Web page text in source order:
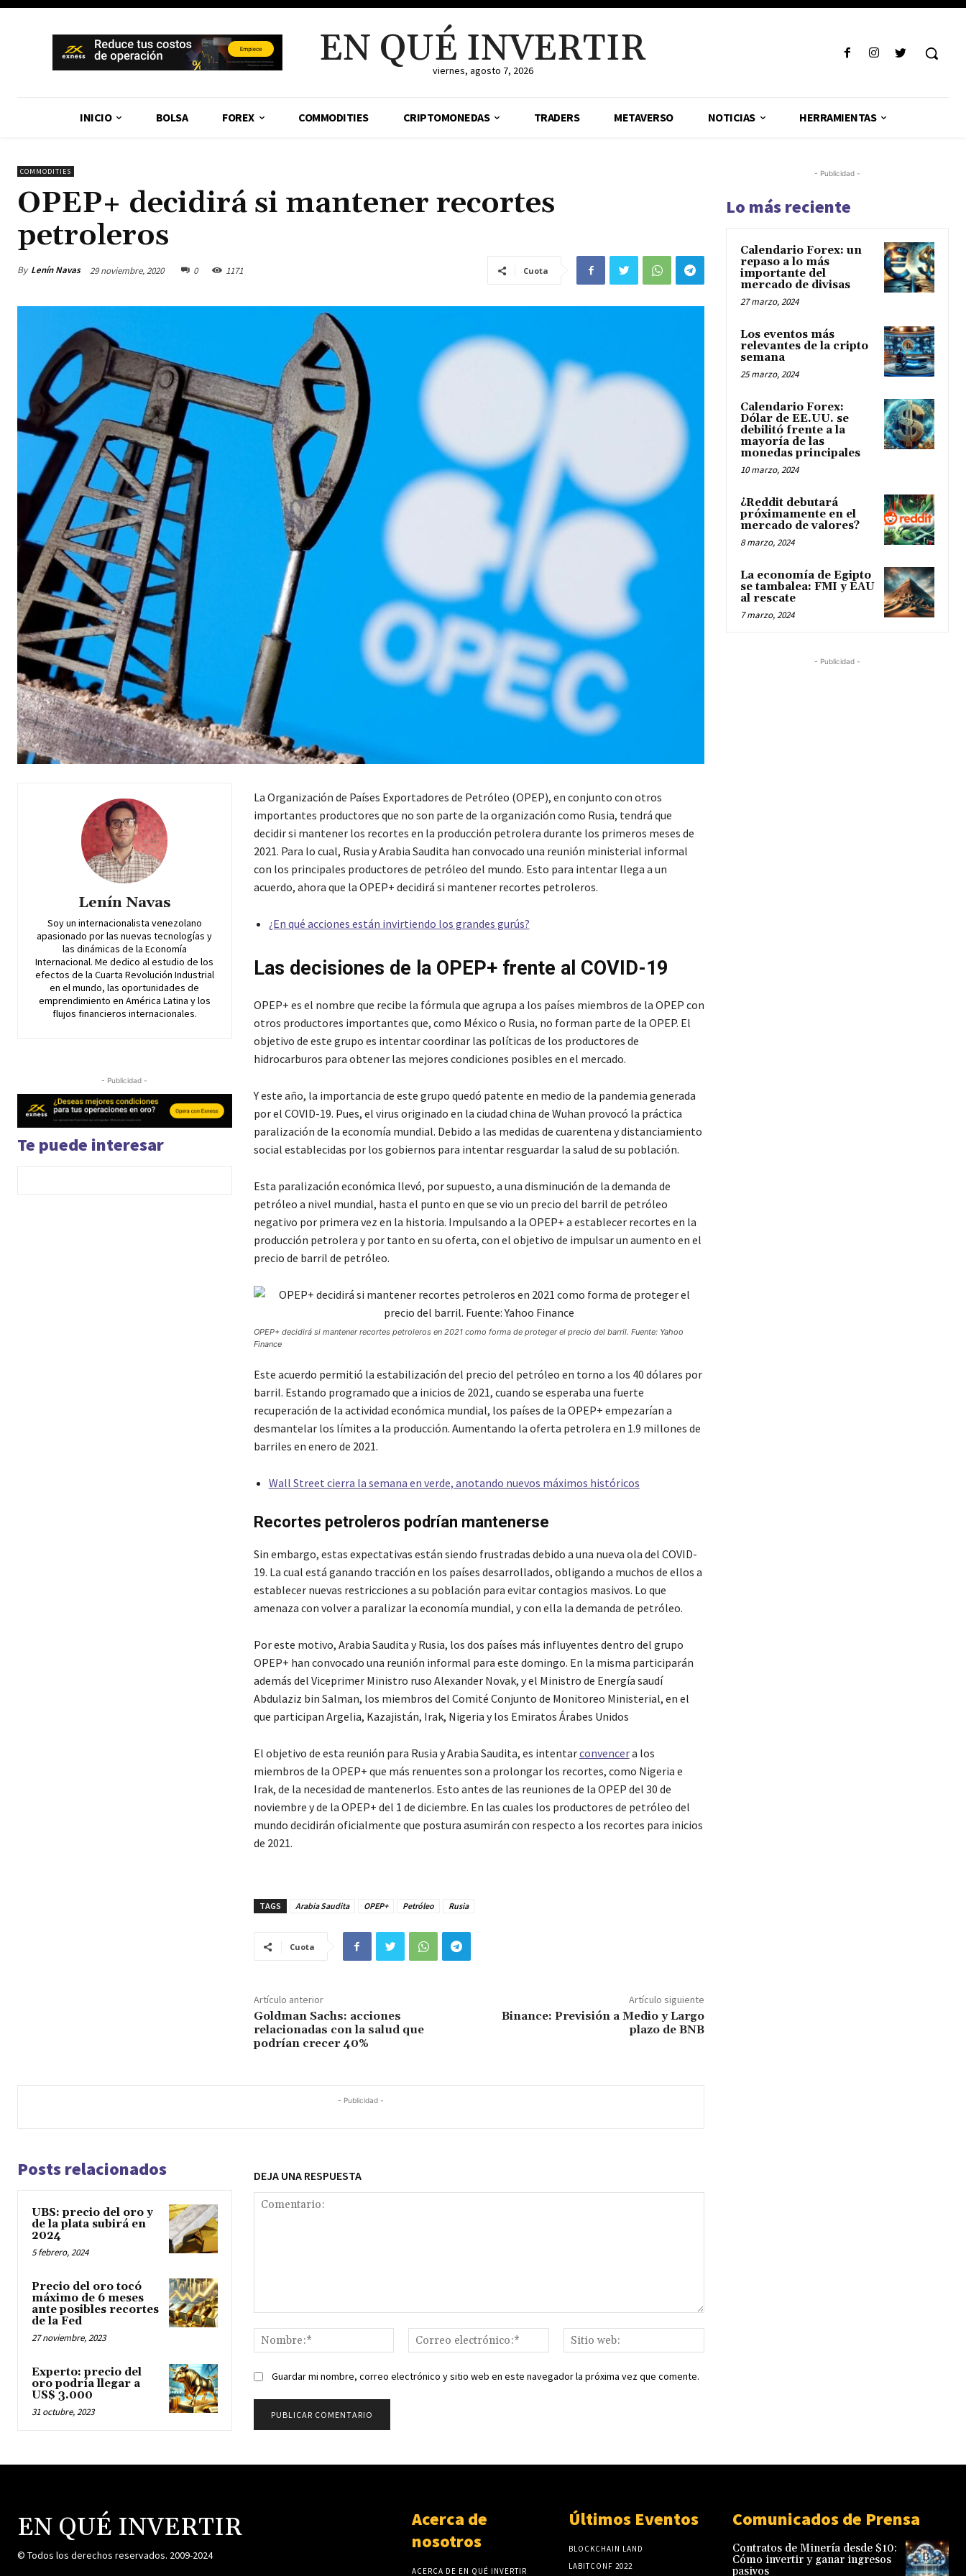
EN QUÉ INVERTIR
viernes, agosto 7, 2026
INICIO BOLSA FOREX COMMODITIES CRIPTOMONEDAS TRADERS METAVERSO NOTICIAS HERRAMIENTAS
COMMODITIES
OPEP+ decidirá si mantener recortes
petroleros
By Lenín Navas 29 noviembre, 2020 0 1171 Cuota
Lenín Navas
Soy un internacionalista venezolano
apasionado por las nuevas tecnologías y
las dinámicas de la Economía
Internacional. Me dedico al estudio de los
efectos de la Cuarta Revolución Industrial
en el mundo, las oportunidades de
emprendimiento en América Latina y los
flujos financieros internacionales.
- Publicidad -
Te puede interesar
La Organización de Países Exportadores de Petróleo (OPEP), en conjunto con otros
importantes productores que no son parte de la organización como Rusia, tendrá que
decidir si mantener los recortes en la producción petrolera durante los primeros meses de
2021. Para lo cual, Rusia y Arabia Saudita han convocado una reunión ministerial informal
con los principales productores de petróleo del mundo. Esto para intentar llega a un
acuerdo, ahora que la OPEP+ decidirá si mantener recortes petroleros.
¿En qué acciones están invirtiendo los grandes gurús?
Las decisiones de la OPEP+ frente al COVID-19
OPEP+ es el nombre que recibe la fórmula que agrupa a los países miembros de la OPEP con
otros productores importantes que, como México o Rusia, no forman parte de la OPEP. El
objetivo de este grupo es intentar coordinar las políticas de los productores de
hidrocarburos para obtener las mejores condiciones posibles en el mercado.
Y este año, la importancia de este grupo quedó patente en medio de la pandemia generada
por el COVID-19. Pues, el virus originado en la ciudad china de Wuhan provocó la práctica
paralización de la economía mundial. Debido a las medidas de cuarentena y distanciamiento
social establecidas por los gobiernos para intentar resguardar la salud de su población.
Esta paralización económica llevó, por supuesto, a una disminución de la demanda de
petróleo a nivel mundial, hasta el punto en que se vio un precio del barril de petróleo
negativo por primera vez en la historia. Impulsando a la OPEP+ a establecer recortes en la
producción petrolera y por tanto en su oferta, con el objetivo de impulsar un aumento en el
precio de barril de petróleo.
OPEP+ decidirá si mantener recortes petroleros en 2021 como forma de proteger el precio del barril. Fuente: Yahoo
Finance
Este acuerdo permitió la estabilización del precio del petróleo en torno a los 40 dólares por
barril. Estando programado que a inicios de 2021, cuando se esperaba una fuerte
recuperación de la actividad económica mundial, los países de la OPEP+ empezarían a
desmantelar los límites a la producción. Aumentando la oferta petrolera en 1.9 millones de
barriles en enero de 2021.
Wall Street cierra la semana en verde, anotando nuevos máximos históricos
Recortes petroleros podrían mantenerse
Sin embargo, estas expectativas están siendo frustradas debido a una nueva ola del COVID-
19. La cual está ganando tracción en los países desarrollados, obligando a muchos de ellos a
establecer nuevas restricciones a su población para evitar contagios masivos. Lo que
amenaza con volver a paralizar la economía mundial, y con ella la demanda de petróleo.
Por este motivo, Arabia Saudita y Rusia, los dos países más influyentes dentro del grupo
OPEP+ han convocado una reunión informal para este domingo. En la misma participarán
además del Viceprimer Ministro ruso Alexander Novak, y el Ministro de Energía saudí
Abdulaziz bin Salman, los miembros del Comité Conjunto de Monitoreo Ministerial, en el
que participan Argelia, Kazajistán, Irak, Nigeria y los Emiratos Árabes Unidos
El objetivo de esta reunión para Rusia y Arabia Saudita, es intentarconvencera los
miembros de la OPEP+ que más renuentes son a prolongar los recortes, como Nigeria e
Irak, de la necesidad de mantenerlos. Esto antes de las reuniones de la OPEP del 30 de
noviembre y de la OPEP+ del 1 de diciembre. En las cuales los productores de petróleo del
mundo decidirán oficialmente que postura asumirán con respecto a los recortes para inicios
de 2021.
TAGS Arabia Saudita OPEP+ Petróleo Rusia
Cuota
Artículo anterior
Goldman Sachs: acciones
relacionadas con la salud que
podrían crecer 40%
Artículo siguiente
Binance: Previsión a Medio y Largo
plazo de BNB
- Publicidad -
Posts relacionados
UBS: precio del oro y
de la plata subirá en
2024
5 febrero, 2024
Precio del oro tocó
máximo de 6 meses
ante posibles recortes
de la Fed
27 noviembre, 2023
Experto: precio del
oro podría llegar a
US$ 3.000
31 octubre, 2023
DEJA UNA RESPUESTA
Nombre:*
Correo
electrónico:*
web:
Guardar mi nombre, correo electrónico y sitio web en este navegador la próxima vez que comente.
- Publicidad -
Lo más reciente
Calendario Forex: un
repaso a lo más
importante del
mercado de divisas
27 marzo, 2024
Los eventos más
relevantes de la cripto
semana
25 marzo, 2024
Calendario Forex:
Dólar de EE.UU. se
debilitó frente a la
mayoría de las
monedas principales
10 marzo, 2024
¿Reddit debutará
próximamente en el
mercado de valores?
8 marzo, 2024
La economía de Egipto
se tambalea: FMI y EAU
al rescate
7 marzo, 2024
- Publicidad -
EN QUÉ INVERTIR
© Todos los derechos reservados. 2009-2024
Acerca de
nosotros
ACERCA DE EN QUÉ INVERTIR
Últimos Eventos
BLOCKCHAIN LAND
LABITCONF 2022
Comunicados de Prensa
Contratos de Minería desde $10:
Cómo invertir y ganar ingresos
pasivos